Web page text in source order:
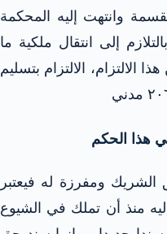
وانتهت إليه المحكمة
إلى انتقال ملكية ما
الالتزام، الالتزام بتسليم
هذا الحكم
ومفرزة له فيعتبر
منذ أن تملك في الشيوع